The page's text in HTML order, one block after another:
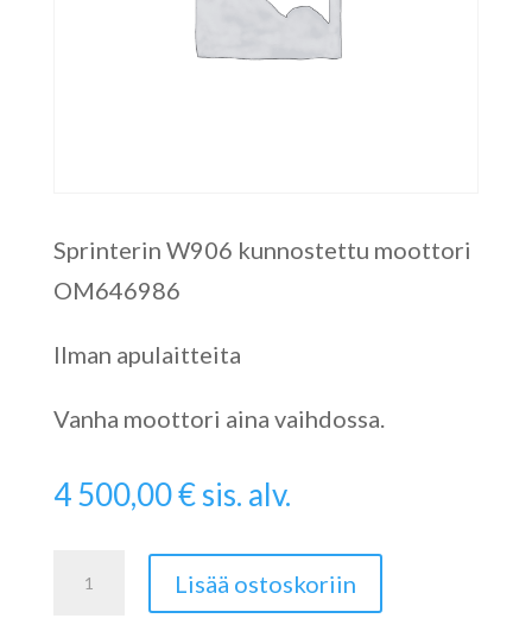
Sprinterin W906 kunnostettu moottori
OM646986
Ilman apulaitteita
Vanha moottori aina vaihdossa.
4 500,00€sis. alv.
moottori
Lisää ostoskoriin